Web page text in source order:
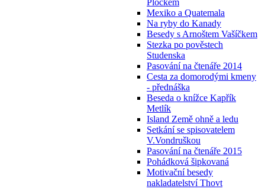
Plockem
Mexiko a Quatemala
Na ryby do Kanady
Besedy s Arnoštem Vašíčkem
Stezka po pověstech
Studenska
Pasování na čtenáře 2014
Cesta za domorodými kmeny
- přednáška
Beseda o knížce Kapřík
Metlík
Island Země ohně a ledu
Setkání se spisovatelem
V.Vondruškou
Pasování na čtenáře 2015
Pohádková šipkovaná
Motivační besedy
nakladatelství Thovt